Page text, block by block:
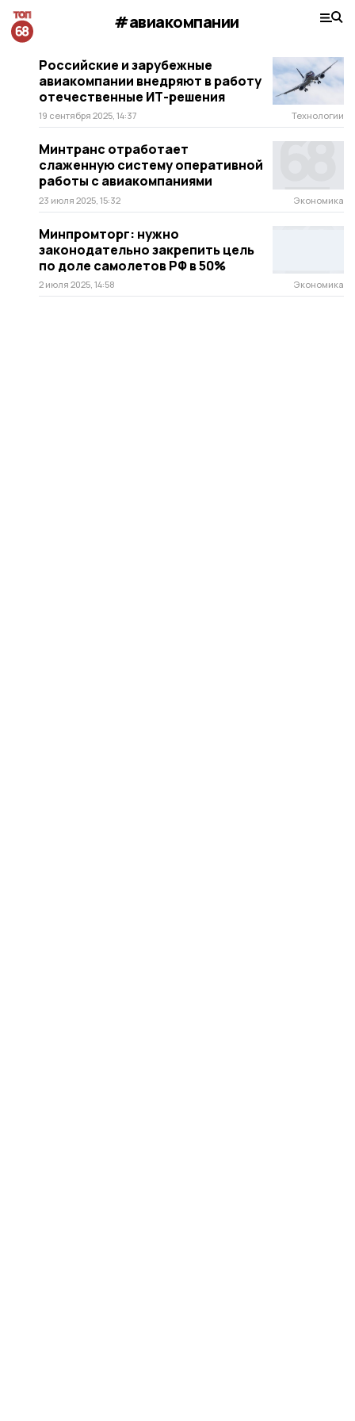
#авиакомпании
Российские и зарубежные
авиакомпании внедряют в работу
отечественные ИТ-решения
19 сентября 2025, 14:37 Технологии
Минтранс отработает
слаженную систему оперативной
работы с авиакомпаниями
23 июля 2025, 15:32 Экономика
Минпромторг: нужно
законодательно закрепить цель
по доле самолетов РФ в 50%
2 июля 2025, 14:58 Экономика